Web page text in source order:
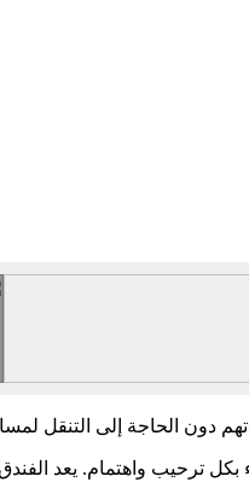
دون الحاجة إلى التنقل
بكل ترحيب واهتمام. يعد